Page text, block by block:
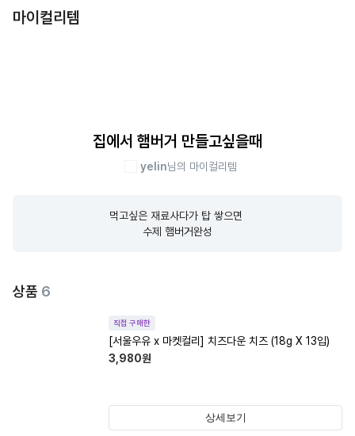
마이컬리템
집에서 햄버거 만들고싶을때
yelin님의 마이컬리템
먹고싶은 재료사다가 탑 쌓으면
수제 햄버거완성
상품 6
직접 구매한
[서울우유 x 마켓컬리] 치즈다운 치즈 (18g X 13입)
3,980원
상세보기